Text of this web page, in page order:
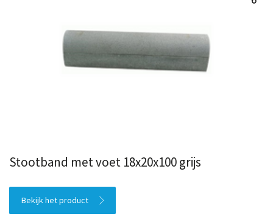
Stootband met voet 18x20x100 grijs
Bekijk het product